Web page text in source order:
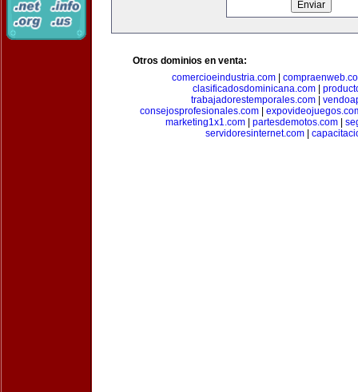
Otros dominios en venta:
comercioeindustria.com|
clasificadosdominicana.com
trabajadorestemporales.com
consejosprofesionales.com|
marketing1x1.com| partesdemotos.com|
servidoresinternet.com